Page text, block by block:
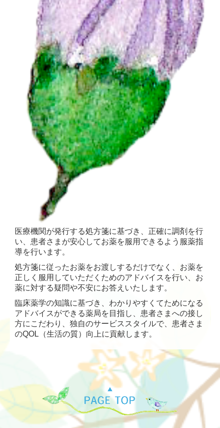
医療機関が発行する処方箋に基づき、正確に調剤を行
い、患者さまが安心してお薬を服用できるよう服薬指
導を行います。
処方箋に従ったお薬をお渡しするだけでなく、お薬を
正しく服用していただくためのアドバイスを行い、お
薬に対する疑問や不安にお答えいたします。
臨床薬学の知識に基づき、わかりやすくてためになる
アドバイスができる薬局を目指し、患者さまへの接し
方にこだわり、独自のサービススタイルで、患者さま
のQOL（生活の質）向上に貢献します。